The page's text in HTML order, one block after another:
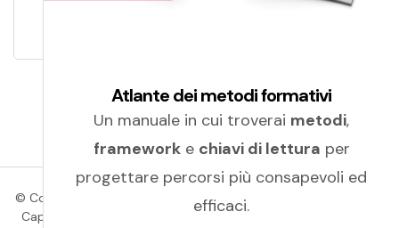
© Copyright 2026 Amicucci Formazione | P.IVA 01405830439 |
Cap. Soc.: Euro 100.000,00 (i.v.) | C.C.I.A.A. (Macerata) | R.E.A.
Atlante dei metodi formativi
Un manuale in cui troverai metodi,
frameworke chiavi di lettura per
progettare percorsi più consapevoli ed
efficaci.